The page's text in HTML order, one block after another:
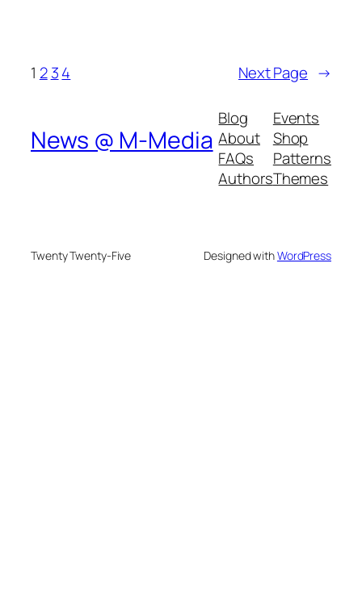
1 2 34 Next Page →
News @ M-Media
Blog
About
FAQs
Authors
Events
Shop
Patterns
Themes
Twenty Twenty-Five Designed withWordPress